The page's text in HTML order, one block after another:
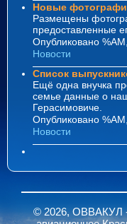
Новые
Размещены
предоставленные
Опубликовано
Новости
Список
Ещё одна внучка
семье данные о
Герасимовиче.
Опубликовано
Новости
© 2026, ОВВАКУЛ -